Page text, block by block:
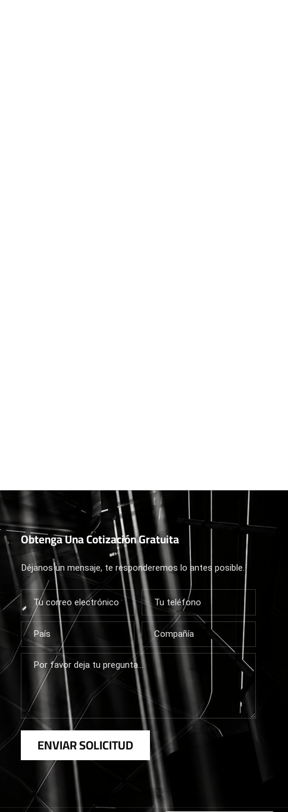
Obtenga Una Cotización Gratuita
Déjanos un mensaje, te responderemos lo antes posible.
ENVIAR SOLICITUD